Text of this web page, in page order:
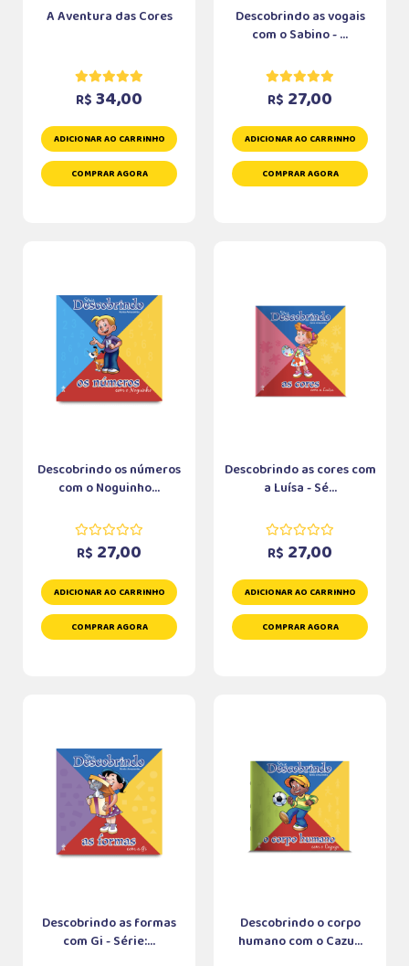
A Aventura das Cores
R$ 34,00
ADICIONAR AO CARRINHO
COMPRAR AGORA
Descobrindo as vogais
com o Sabino - ...
R$ 27,00
ADICIONAR AO CARRINHO
COMPRAR AGORA
Descobrindo os números
com o Noguinho...
R$ 27,00
ADICIONAR AO CARRINHO
COMPRAR AGORA
Descobrindo as cores com
a Luísa - Sé...
R$ 27,00
ADICIONAR AO CARRINHO
COMPRAR AGORA
Descobrindo as formas
com Gi - Série:...
Descobrindo o corpo
humano com o Cazu...